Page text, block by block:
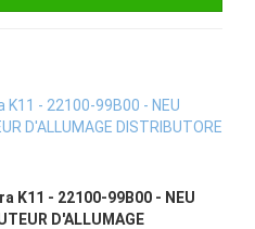
K11 - 22100-99B00 - NEU
D'ALLUMAGE